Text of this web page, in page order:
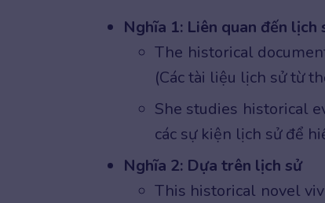
Nghĩa 1: Liên quan đến lịch
The historical
(Các tài liệu lịch sử từ
She studies historical
các sự kiện lịch sử để
Nghĩa 2: Dựa trên lịch sử
This historical novel